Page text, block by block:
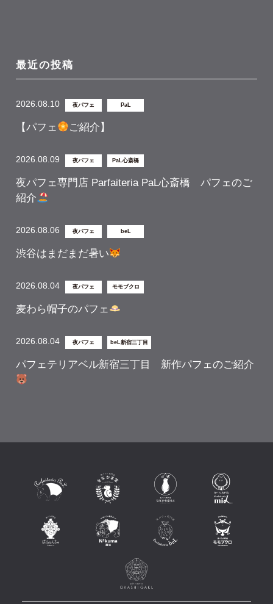
最近の投稿
2026.08.10 夜パフェ PaL
【パフェ ご紹介】
2026.08.09 夜パフェ PaL心斎橋
夜パフェ専門店 Parfaiteria PaL心斎橋 パフェのご
紹介
2026.08.06 夜パフェ beL
渋谷はまだまだ暑い
2026.08.04 夜パフェ モモブクロ
麦わら帽子のパフェ
2026.08.04 夜パフェ beL新宿三丁目
パフェテリアベル新宿三丁目 新作パフェのご紹介